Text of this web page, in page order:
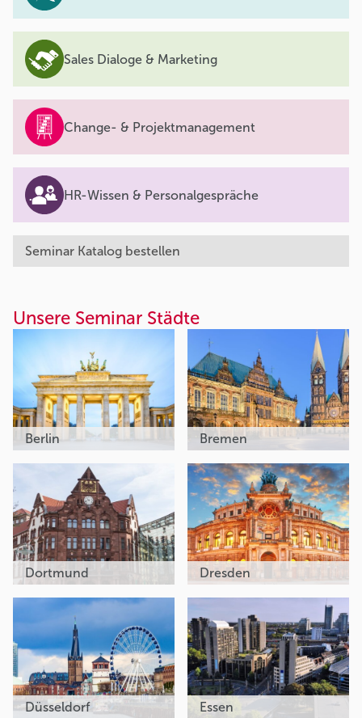
Sales Dialoge & Marketing
Change- & Projektmanagement
HR-Wissen & Personalgespräche
Seminar Katalog bestellen
Unsere Seminar Städte
Berlin Bremen
Dortmund Dresden
Düsseldorf Essen